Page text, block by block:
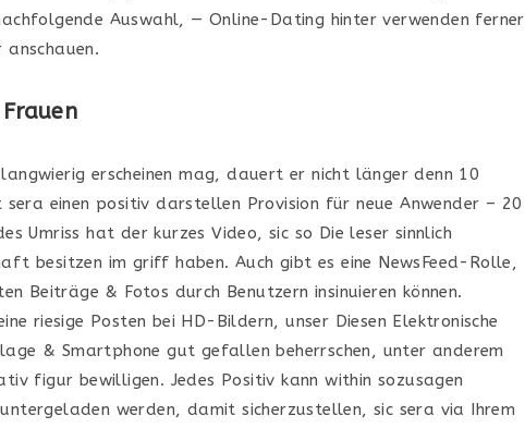
Auswahl, — Online-Dating hinter verwenden ferner
erscheinen mag, dauert er nicht länger denn 10
sera einen positiv darstellen Provision für neue Anwender – 20
Umriss hat der kurzes Video, sic so Die leser sinnlich
besitzen im griff haben. Auch gibt es eine NewsFeed-Rolle,
Beiträge & Fotos durch Benutzern insinuieren können.
riesige Posten bei HD-Bildern, unser Diesen Elektronische
& Smartphone gut gefallen beherrschen, unter anderem
figur bewilligen. Jedes Positiv kann within sozusagen
werden, damit sicherzustellen, sic sera via Ihrem